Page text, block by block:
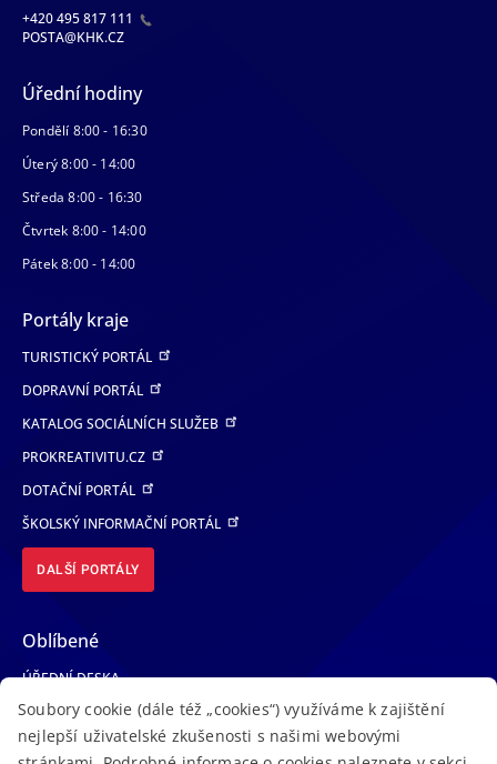
+420 495 817 111
POSTA@KHK.CZ
Úřední hodiny
Pondělí 8:00 - 16:30
Úterý 8:00 - 14:00
Středa 8:00 - 16:30
Čtvrtek 8:00 - 14:00
Pátek 8:00 - 14:00
Portály kraje
TURISTICKÝ PORTÁL
DOPRAVNÍ PORTÁL
KATALOG SOCIÁLNÍCH SLUŽEB
PROKREATIVITU.CZ
DOTAČNÍ PORTÁL
ŠKOLSKÝ INFORMAČNÍ PORTÁL
DALŠÍ PORTÁLY
Oblíbené
ÚŘEDNÍ DESKA
TELEFONNÍ SEZNAM
LÉKAŘSKÁ POHOTOVOST
Soubory cookie (dále též „cookies“) využíváme k zajištění
nejlepší uživatelské zkušenosti s našimi webovými